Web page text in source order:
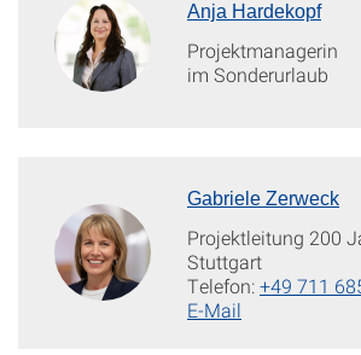
Anja Hardekopf
Projektmanagerin
im Sonderurlaub
Gabriele Zerweck
Projektleitung 200
Stuttgart
Telefon:+49 711
E-Mail